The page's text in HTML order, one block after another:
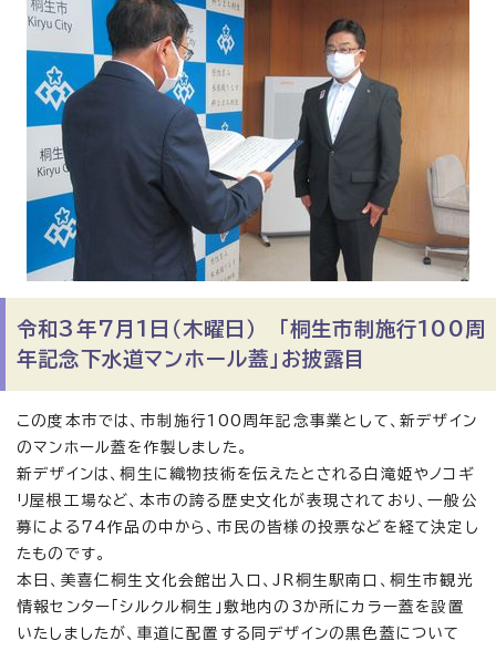
令和3年7月1日（木曜日） 「桐生市制施行100周
年記念下水道マンホール蓋」お披露目
この度本市では、市制施行100周年記念事業として、新デザイン
のマンホール蓋を作製しました。
新デザインは、桐生に織物技術を伝えたとされる白滝姫やノコギ
リ屋根工場など、本市の誇る歴史文化が表現されており、一般公
募による74作品の中から、市民の皆様の投票などを経て決定し
たものです。
本日、美喜仁桐生文化会館出入口、JR桐生駅南口、桐生市観光
情報センター「シルクル桐生」敷地内の3か所にカラー蓋を設置
いたしましたが、車道に配置する同デザインの黒色蓋について